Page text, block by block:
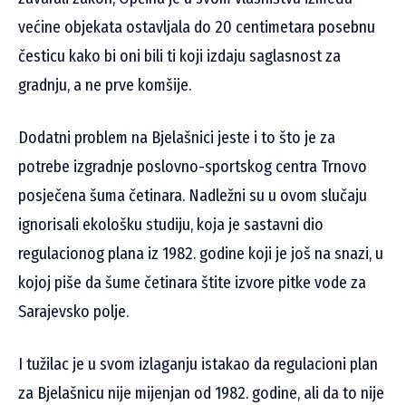
većine objekata ostavljala do 20 centimetara posebnu
česticu kako bi oni bili ti koji izdaju saglasnost za
gradnju, a ne prve komšije.
Dodatni problem na Bjelašnici jeste i to što je za
potrebe izgradnje poslovno-sportskog centra Trnovo
posječena šuma četinara. Nadležni su u ovom slučaju
ignorisali ekološku studiju, koja je sastavni dio
regulacionog plana iz 1982. godine koji je još na snazi, u
kojoj piše da šume četinara štite izvore pitke vode za
Sarajevsko polje.
I tužilac je u svom izlaganju istakao da regulacioni plan
za Bjelašnicu nije mijenjan od 1982. godine, ali da to nije